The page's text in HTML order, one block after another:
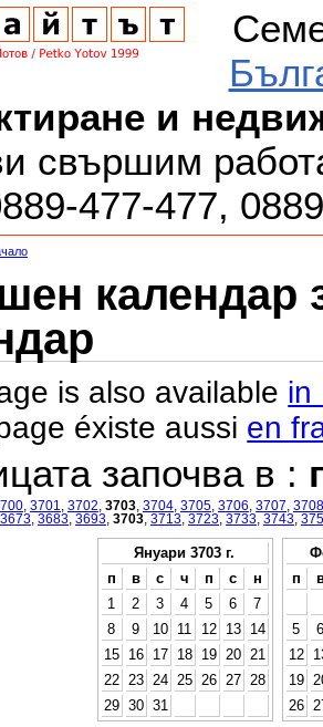
и
свършим
477-477,
календар
is also available in
éxiste aussi en
започва в :
3701 3702 3703 3704 3705 3706 3707 3708
3673 3683 3693 3703 3713 3723 3733 3743
Януари 3703 г.
п
в с ч п с
н
1
2 3 4 5 6
7
8
9 10 11 12 13
14
15
16 17 18 19 20
21
22
23 24 25 26 27
28
29 30 31
п
5
6
12
19
26